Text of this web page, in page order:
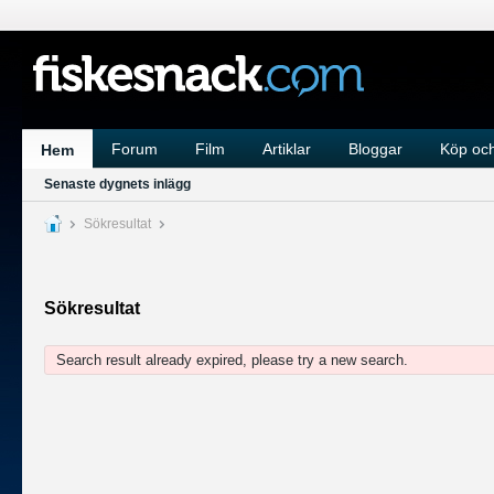
Hem Forum Film Artiklar Bloggar Köp
Senaste dygnets inlägg
Sökresultat
Sökresultat
Search result already expired, please try a new search.